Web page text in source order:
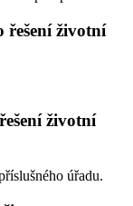
řešení životní
životní
úřadu.